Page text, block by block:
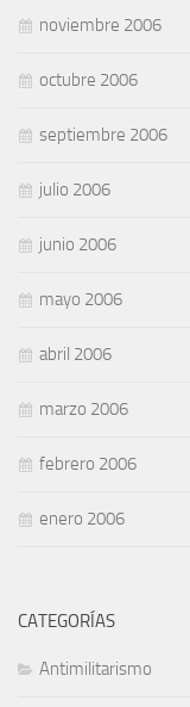
noviembre 2006
octubre 2006
septiembre 2006
julio 2006
junio 2006
mayo 2006
abril 2006
marzo 2006
febrero 2006
enero 2006
CATEGORÍAS
Antimilitarismo